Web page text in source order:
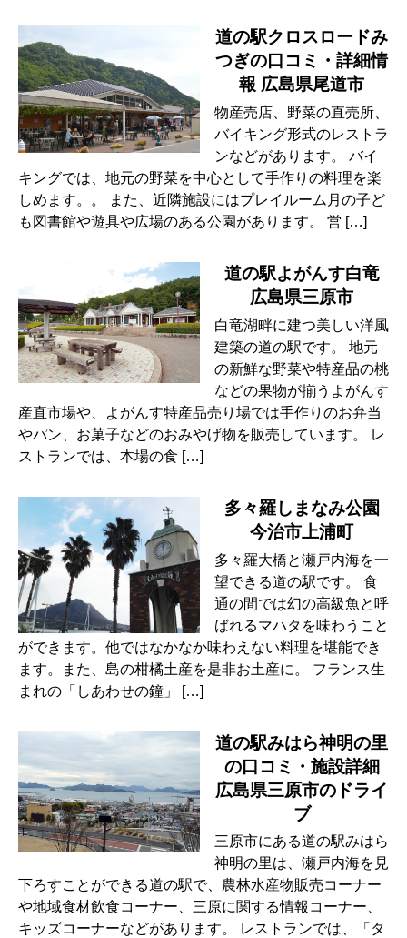
道の駅クロスロードみ
つぎの口コミ・詳細情
報 広島県尾道市
物産売店、野菜の直売所、
バイキング形式のレストラ
ンなどがあります。 バイ
キングでは、地元の野菜を中心として手作りの料理を楽
しめます。。 また、近隣施設にはプレイルーム月の子ど
も図書館や遊具や広場のある公園があります。 営 […]
道の駅よがんす白竜
広島県三原市
白竜湖畔に建つ美しい洋風
建築の道の駅です。 地元
の新鮮な野菜や特産品の桃
などの果物が揃うよがんす
産直市場や、よがんす特産品売り場では手作りのお弁当
やパン、お菓子などのおみやげ物を販売しています。 レ
ストランでは、本場の食 […]
多々羅しまなみ公園
今治市上浦町
多々羅大橋と瀬戸内海を一
望できる道の駅です。 食
通の間では幻の高級魚と呼
ばれるマハタを味わうこと
ができます。他ではなかなか味わえない料理を堪能でき
ます。また、島の柑橘土産を是非お土産に。 フランス生
まれの「しあわせの鐘」 […]
道の駅みはら神明の里
の口コミ・施設詳細
広島県三原市のドライ
ブ
三原市にある道の駅みはら
神明の里は、瀬戸内海を見
下ろすことができる道の駅で、農林水産物販売コーナー
や地域食材飲食コーナー、三原に関する情報コーナー、
キッズコーナーなどがあります。 レストランでは、「タ